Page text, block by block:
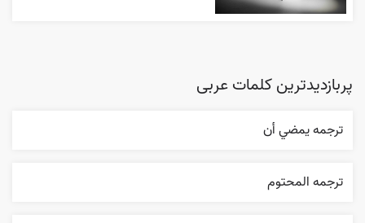
پربازدیدترین کلمات عربی
ترجمه يمضي أن
ترجمه المحتوم